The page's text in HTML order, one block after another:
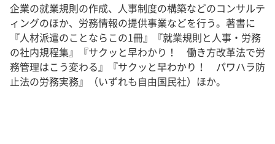
企業の就業規則の作成、人事制度の構築などのコンサルテ
ィングのほか、労務情報の提供事業などを行う。著書に
『人材派遣のことならこの1冊』『就業規則と人事・労務
の社内規程集』『サクッと早わかり！ 働き方改革法で労
務管理はこう変わる』『サクッと早わかり！ パワハラ防
止法の労務実務』（いずれも自由国民社）ほか。